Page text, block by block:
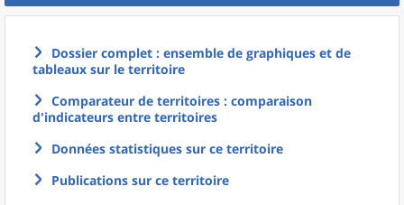
Dossier complet : ensemble de graphiques et de
tableaux sur le territoire
Comparateur de territoires : comparaison
d'indicateurs entre territoires
Données statistiques sur ce territoire
Publications sur ce territoire